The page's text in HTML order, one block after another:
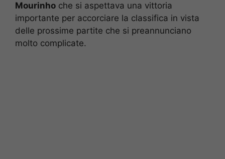
Mourinho che si aspettava una vittoria
importante per accorciare la classifica in vista
delle prossime partite che si preannunciano
molto complicate.